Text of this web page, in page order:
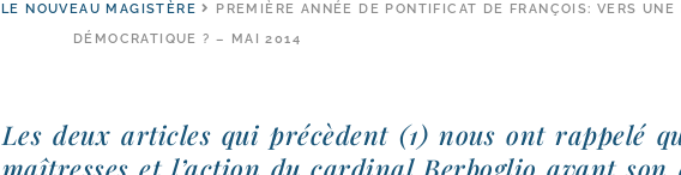
LE NOUVEAU MAGISTÈRE
PREMIÈRE ANNÉE DE PONTIFICAT DE FRANÇOIS: VERS UNE
DÉMOCRATIQUE ? – MAI 2014
Les deux articles qui pré­cèdent (1) nous ont rap­pe­lé
maî­tresses et l’ac­tion du car­di­nal Berboglio avant son